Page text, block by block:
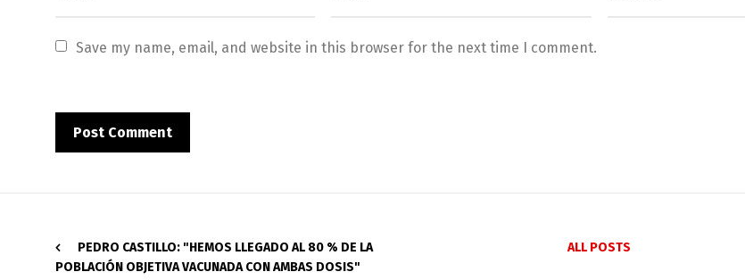
Save my name, email, and website in this browser for the next time I comment.
PEDRO CASTILLO: "HEMOS LLEGADO AL 80 % DE LA
POBLACIÓN OBJETIVA VACUNADA CON AMBAS DOSIS"
ALL POSTS